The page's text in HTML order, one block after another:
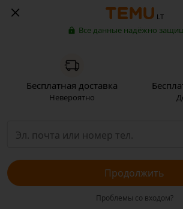
LT
Все данные надёжно
Бесплатная доставка
Невероятно
Продолжить
Проблемы со входом?